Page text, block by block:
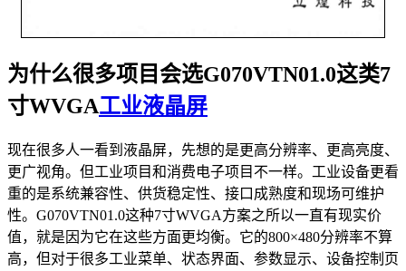
为什么很多项目会选G070VTN01.0这类7
寸WVGA工业液晶屏
现在很多人一看到液晶屏，先想的是更高分辨率、更高亮度、
更广视角。但工业项目和消费电子项目不一样。工业设备更看
重的是系统兼容性、供货稳定性、接口成熟度和现场可维护
性。G070VTN01.0这种7寸WVGA方案之所以一直有现实价
值，就是因为它在这些方面更均衡。它的800×480分辨率不算
高，但对于很多工业菜单、状态界面、参数显示、设备控制页